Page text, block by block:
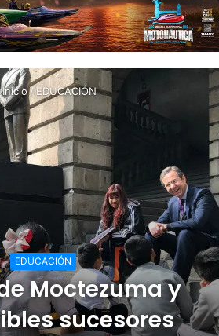
Inicio/EDUCACIÓN
EDUCACIÓN
Moctezuma y
sucesores